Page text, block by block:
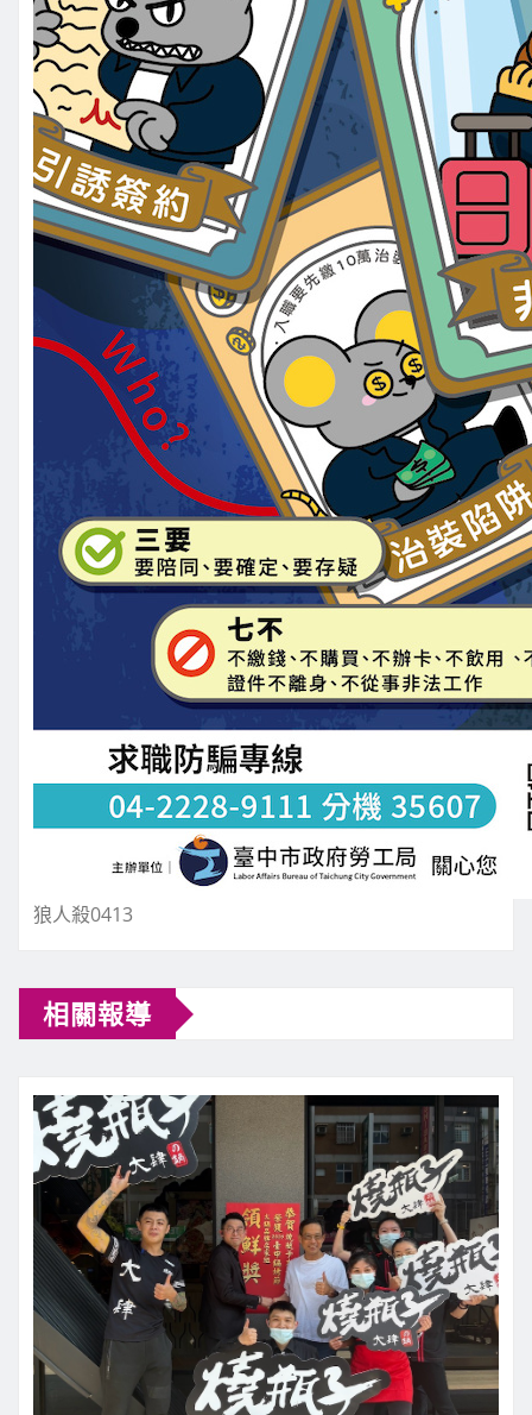
狼人殺0413
相關報導